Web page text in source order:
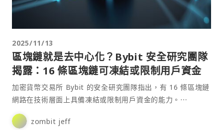
2025/11/13
區塊鏈就是去中心化？Bybit 安全研究團隊
揭露：16 條區塊鏈可凍結或限制用戶資金
加密貨幣交易所 Bybit 的安全研究團隊指出，有 16 條區塊鏈
網路在技術層面上具備凍結或限制用戶資金的能力。⋯
zombit jeff